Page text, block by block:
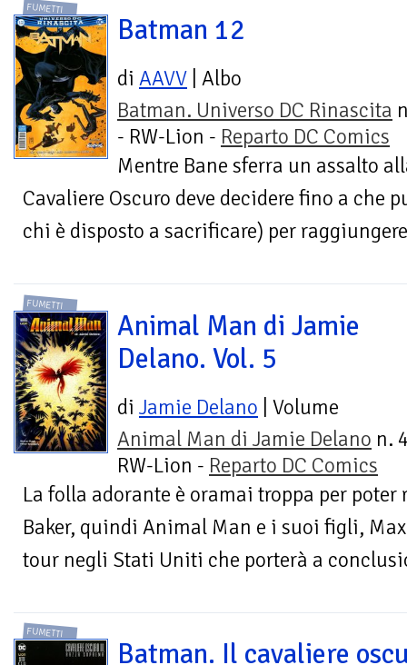
FUMETTI
Batman 12
di AAVV | Albo
Batman. Universo DC Rinascita
- RW-Lion - Reparto DC Comics
Mentre Bane sferra un assalto
Cavaliere Oscuro deve decidere fino a che
chi è disposto a sacrificare) per
FUMETTI
Animal Man di Jamie
Delano. Vol. 5
di Jamie Delano | Volume
Animal Man di Jamie Delano n.
RW-Lion - Reparto DC Comics
La folla adorante è oramai troppa per
Baker, quindi Animal Man e i suoi figli,
tour negli Stati Uniti che porterà a
FUMETTI
Batman. Il cavaliere